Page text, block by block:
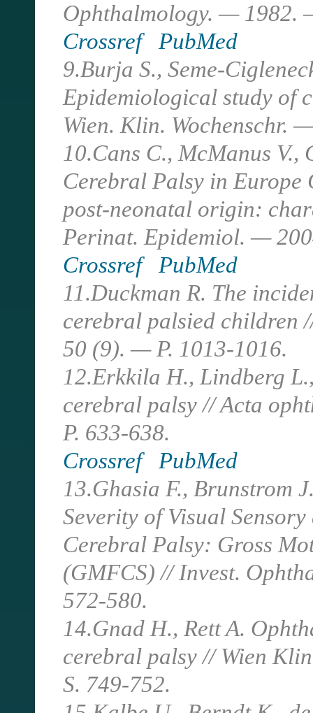
Ophthalmology. — 1982.
Crossref
PubMed
9.Burja S., Seme-
Epidemiological study of
Wien. Klin. Wochenschr.
10.Cans C., McManus
Cerebral Palsy in
post-neonatal origin:
Perinat. Epidemiol. —
Crossref
PubMed
11.Duckman R. The
cerebral palsied children
50 (9). — P. 1013-1016.
12.Erkkila H., Lindberg
cerebral palsy // Acta
P. 633-638.
Crossref
PubMed
13.Ghasia F., Brunstrom
Severity of Visual
Cerebral Palsy: Gross
(GMFCS) // Invest.
572-580.
14.Gnad H., Rett A.
cerebral palsy // Wien
S. 749-752.